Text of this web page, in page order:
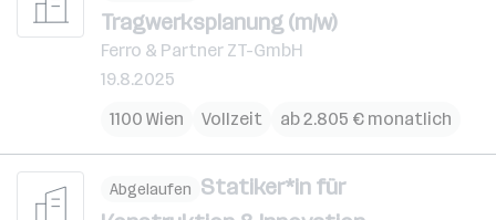
Tragwerksplanung (m/w)
Ferro & Partner ZT-GmbH
19.8.2025
1100 Wien
Vollzeit ab 2.805 € monatlich
Abgelaufen Statiker*in für